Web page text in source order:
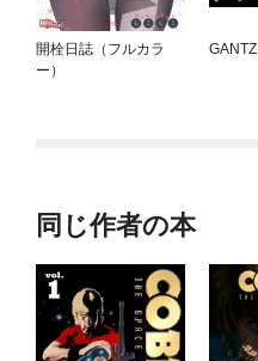
開栓日誌（フルカラ
ー）
GANTZ
同じ作者の本